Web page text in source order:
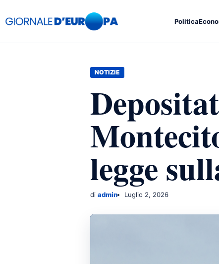
Politica
NOTIZIE
legge
di admin Luglio 2, 2026